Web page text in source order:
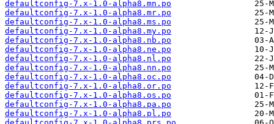
defaultconfig-7.x-1.0-alpha8.mn.po
defaultconfig-7.x-1.0-alpha8.mr.po
defaultconfig-7.x-1.0-alpha8.ms.po
defaultconfig-7.x-1.0-alpha8.my.po
defaultconfig-7.x-1.0-alpha8.nb.po
defaultconfig-7.x-1.0-alpha8.ne.po
defaultconfig-7.x-1.0-alpha8.nl.po
defaultconfig-7.x-1.0-alpha8.nn.po
defaultconfig-7.x-1.0-alpha8.oc.po
defaultconfig-7.x-1.0-alpha8.or.po
defaultconfig-7.x-1.0-alpha8.os.po
defaultconfig-7.x-1.0-alpha8.pa.po
defaultconfig-7.x-1.0-alpha8.pl.po